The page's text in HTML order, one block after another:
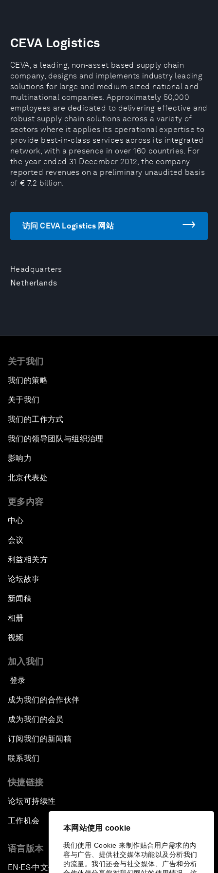
本网站使用 cookie
我们使用 Cookie 来制作贴合用户需求的内
容与广告、提供社交媒体功能以及分析我们
的流量。我们还会与社交媒体、广告和分析
Headquarters
Netherlands
CEVA Logistics
CEVA, a leading, non-asset based supply chain
company, designs and implements industry leading
solutions for large and medium-sized national and
multinational companies. Approximately 50,000
employees are dedicated to delivering effective and
robust supply chain solutions across a variety of
sectors where it applies its operational expertise to
provide best-in-class services across its integrated
network, with a presence in over 160 countries. For
the year ended 31 December 2012, the company
reported revenues on a preliminary unaudited basis
of € 7.2 billion.
访问 CEVA Logistics 网站
关于我们
我们的策略
关于我们
我们的工作方式
我们的领导团队与组织治理
影响力
北京代表处
更多内容
中心
会议
利益相关方
论坛故事
新闻稿
相册
视频
加入我们
登录
成为我们的合作伙伴
成为我们的会员
订阅我们的新闻稿
联系我们
快捷链接
论坛可持续性
工作机会
语言版本
EN ▪ES▪中文▪ 日本語